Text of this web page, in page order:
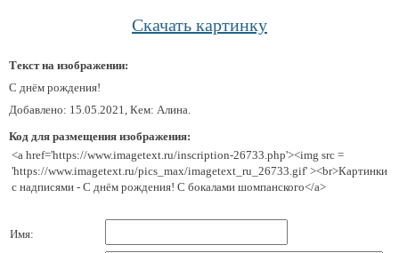
Скачать картинку
Текст на изображении:
С днём рождения!
Добавлено: 15.05.2021, Кем: Алина.
Код для размещения изображения:
<a href='https://www.imagetext.ru/inscription-26733.php'><img src =
'https://www.imagetext.ru/pics_max/imagetext_ru_26733.gif' ><br>Картинки
с надписями - С днём рождения! С бокалами шомпанского</a>
Имя: